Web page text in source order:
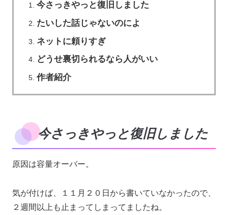
今さっきやっと復旧しました
たいした話じゃないのによ
ネットに頼りすぎ
どうせ裏切られるなら人がいい
作者紹介
今さっきやっと復旧しました
原因は容量オーバー。
気が付けば、１１月２０日から書いていなかったので、
２週間以上も止まってしまってましたね。